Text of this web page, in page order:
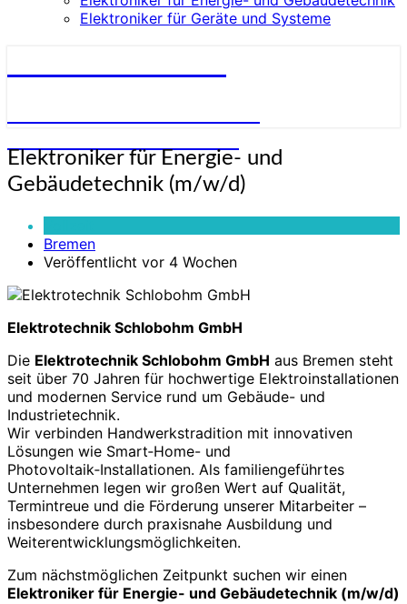
Elektroniker für Geräte und Systeme
Elektroniker
für
Energie-
Gebäudetechnik
(m/w/d)
Elektroniker für Energie- und
Gebäudetechnik (m/w/d)
Bremen
Veröffentlicht vor 4 Wochen
Elektrotechnik Schlobohm GmbH
Die Elektrotechnik Schlobohm GmbH aus Bremen steht
seit über 70 Jahren für hochwertige Elektroinstallationen
und modernen Service rund um Gebäude- und
Industrietechnik.
Wir verbinden Handwerkstradition mit innovativen
Lösungen wie Smart‑Home- und
Photovoltaik‑Installationen. Als familiengeführtes
Unternehmen legen wir großen Wert auf Qualität,
Termintreue und die Förderung unserer Mitarbeiter –
insbesondere durch praxisnahe Ausbildung und
Weiterentwicklungsmöglichkeiten.
Zum nächstmöglichen Zeitpunkt suchen wir einen
Elektroniker für Energie- und Gebäudetechnik (m/w/d)